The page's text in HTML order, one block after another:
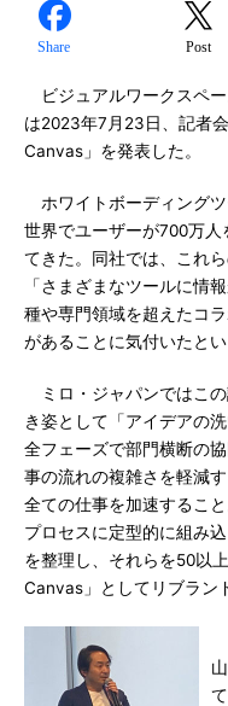
Share Post
ビジュアルワークスペ
は2023年7月23日、記者
Canvas」を発表した。
ホワイトボーディング
世界でユーザーが700万
てきた。同社では、これ
「さまざまなツールに情
種や専門領域を超えたコ
があることに気付いたとい
ミロ・ジャパンではこ
き姿として「アイデアの
全フェーズで部門横断の
事の流れの複雑さを軽減
全ての仕事を加速するこ
プロセスに定型的に組み
を整理し、それらを50以
Canvas」としてリブラン